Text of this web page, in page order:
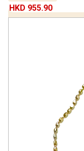
HKD 955.90